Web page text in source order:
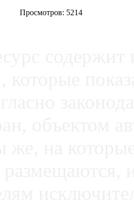
Просмотров: 5214